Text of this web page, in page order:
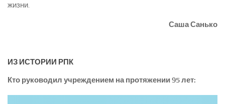
жизни.
Саша Санько
ИЗ ИСТОРИИ РПК
Кто руководил учреждением на протяжении 95 лет: